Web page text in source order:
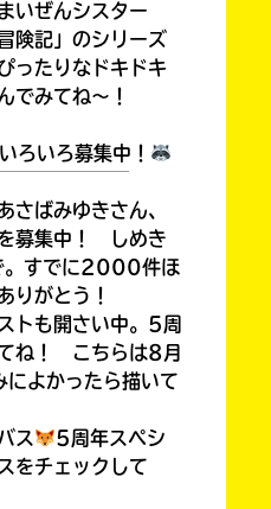
いぜんシスター
険記」のシリーズ
ったりなドキドキ
でみてね～！
ろいろ募集中！
さばみゆきさん、
募集中！ しめき
。すでに2000件ほ
りがとう！
トも開さい中。5周
ね！ こちらは8月
よかったら描いて
ス
5周年スペシ
をチェックして